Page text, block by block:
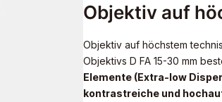
Objektiv auf
Objektiv auf höchstem
Objektivs D FA 15-30 mm
Elemente (Extra-low
kontrastreiche und